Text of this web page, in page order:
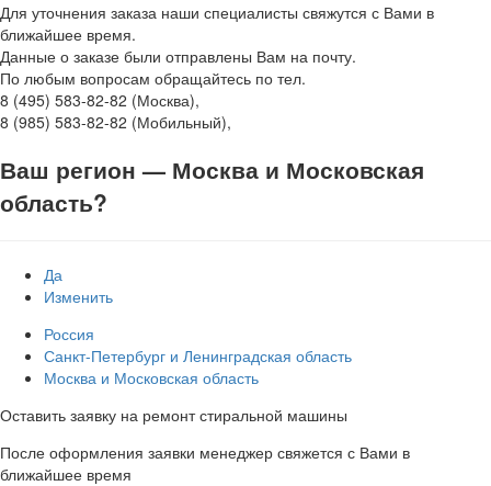
Для уточнения заказа наши специалисты свяжутся с Вами в
ближайшее время.
Данные о заказе были отправлены Вам на почту.
По любым вопросам обращайтесь по тел.
8 (495) 583-82-82 (Москва),
8 (985) 583-82-82 (Мобильный),
Ваш регион — Москва и Московская
область?
Да
Изменить
Россия
Санкт-Петербург и Ленинградская область
Москва и Московская область
Оставить заявку на ремонт стиральной машины
После оформления заявки менеджер свяжется с Вами в
ближайшее время